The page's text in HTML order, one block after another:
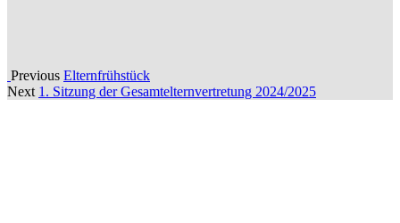
Previous Elternfrühstück
Next 1. Sitzung der Gesamtelternvertretung 2024/2025